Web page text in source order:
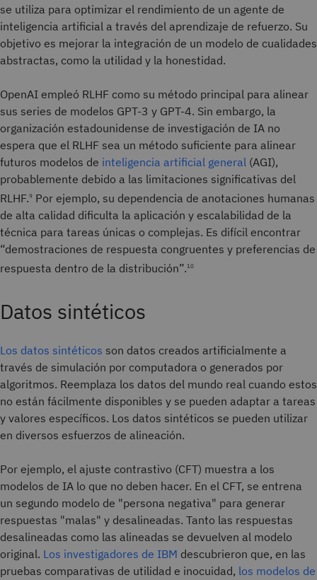
se utiliza para optimizar el rendimiento de un agente de
inteligencia artificial a través del aprendizaje de refuerzo. Su
objetivo es mejorar la integración de un modelo de cualidades
abstractas, como la utilidad y la honestidad.
OpenAI empleó RLHF como su método principal para alinear
sus series de modelos GPT-3 y GPT-4. Sin embargo, la
organización estadounidense de investigación de IA no
espera que el RLHF sea un método suficiente para alinear
futuros modelos de inteligencia artificial general (AGI),
probablemente debido a las limitaciones significativas del
RLHF.9 Por ejemplo, su dependencia de anotaciones humanas
de alta calidad dificulta la aplicación y escalabilidad de la
técnica para tareas únicas o complejas. Es difícil encontrar
“demostraciones de respuesta congruentes y preferencias de
respuesta dentro de la distribución”.10
Datos sintéticos
Los datos sintéticos son datos creados artificialmente a
través de simulación por computadora o generados por
algoritmos. Reemplaza los datos del mundo real cuando estos
no están fácilmente disponibles y se pueden adaptar a tareas
y valores específicos. Los datos sintéticos se pueden utilizar
en diversos esfuerzos de alineación.
Por ejemplo, el ajuste contrastivo (CFT) muestra a los
modelos de IA lo que no deben hacer. En el CFT, se entrena
un segundo modelo de "persona negativa" para generar
respuestas "malas" y desalineadas. Tanto las respuestas
desalineadas como las alineadas se devuelven al modelo
original. Los investigadores de IBM descubrieron que, en las
pruebas comparativas de utilidad e inocuidad, los modelos de